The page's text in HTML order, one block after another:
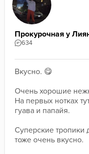
Прокурочная у
634
Вкусно. 😋
﻿Очень хорошие
На первых нотках
гуава и папайя.
﻿Суперские
тоже очень вкусно.